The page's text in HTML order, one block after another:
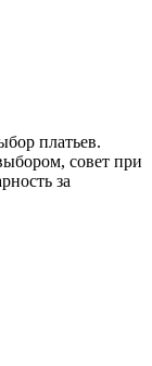
платьев.
совет при
за